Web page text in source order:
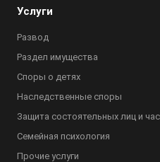
Услуги
Развод
Раздел имущества
Споры о детях
Наследственные споры
Защита состоятельных лиц и
Семейная психология
Прочие услуги